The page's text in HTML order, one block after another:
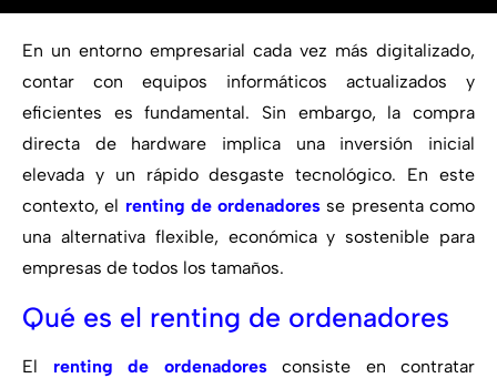
En un entorno empresarial cada vez más digitalizado,
contar con equipos informáticos actualizados y
eficientes es fundamental. Sin embargo, la compra
directa de hardware implica una inversión inicial
elevada y un rápido desgaste tecnológico. En este
contexto, el renting de ordenadores se presenta como
una alternativa flexible, económica y sostenible para
empresas de todos los tamaños.
Qué es el renting de ordenadores
El renting de ordenadoresconsiste en contratar